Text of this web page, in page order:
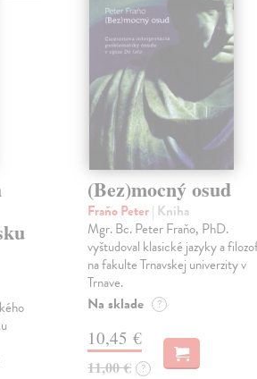
(Bez)mocný osud
Fraňo Peter| Kniha
Mgr. Bc. Peter Fraňo, PhD.
vyštudoval klasické jazyky a
na fakulte Trnavskej univerzity v
Trnave.
Na sklade ?
10,45 €
11,00 € ?